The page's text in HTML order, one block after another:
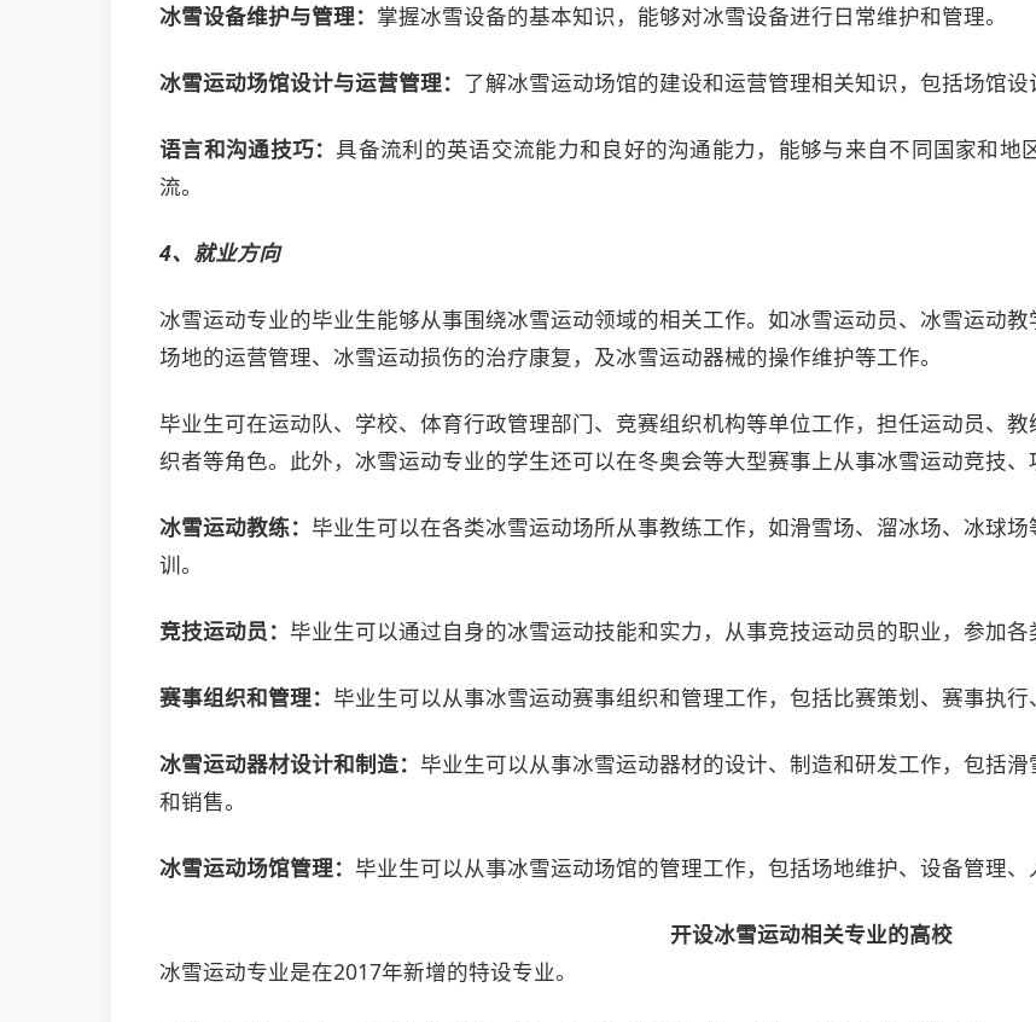
冰雪设备维护与管理： 掌握冰雪设备的基本知识，能够对冰雪设备进行日常维护和管理。
冰雪运动场馆设计与运营管理： 了解冰雪运动场馆的建设和运营管理相关知识，包括场馆设
语言和沟通技巧： 具备流利的英语交流能力和良好的沟通能力，能够与来自不同国家和
流。
4、就业方向
冰雪运动专业的毕业生能够从事围绕冰雪运动领域的相关工作。如冰雪运动员、冰雪运动
场地的运营管理、冰雪运动损伤的治疗康复，及冰雪运动器械的操作维护等工作。
毕业生可在运动队、学校、体育行政管理部门、竞赛组织机构等单位工作，担任运动员、
织者等角色。此外，冰雪运动专业的学生还可以在冬奥会等大型赛事上从事冰雪运动竞技、
冰雪运动教练： 毕业生可以在各类冰雪运动场所从事教练工作，如滑雪场、溜冰场、冰球
训。
竞技运动员： 毕业生可以通过自身的冰雪运动技能和实力，从事竞技运动员的职业，参加各
赛事组织和管理： 毕业生可以从事冰雪运动赛事组织和管理工作，包括比赛策划、赛事执行
冰雪运动器材设计和制造： 毕业生可以从事冰雪运动器材的设计、制造和研发工作，包括
和销售。
冰雪运动场馆管理： 毕业生可以从事冰雪运动场馆的管理工作，包括场地维护、设备管理、
开设冰雪运动相关专业的高校
‌冰雪运动专业是在2017年新增的特设专业‌。